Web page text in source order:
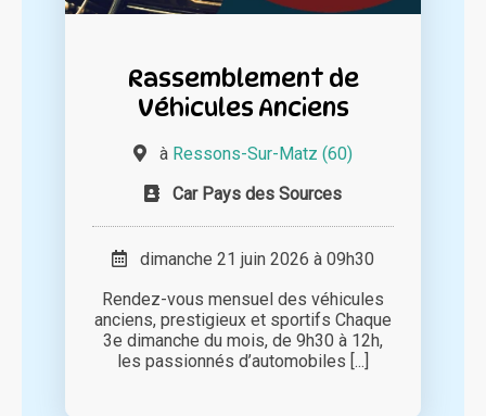
Rassemblement de
Véhicules Anciens
à Ressons-Sur-Matz (60)
Car Pays des Sources
dimanche 21 juin 2026 à 09h30
Rendez-vous mensuel des véhicules
anciens, prestigieux et sportifs Chaque
3e dimanche du mois, de 9h30 à 12h,
les passionnés d’automobiles [...]